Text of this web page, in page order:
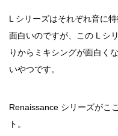
L シリーズはそれぞれ音に
面白いのですが、この L シ
りからミキシングが面白く
いやつです。
Renaissance シリーズがこ
ト。